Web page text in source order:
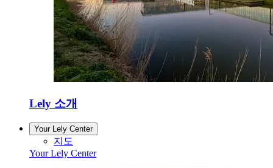
Lely 소개
Your Lely Center
지도
Your Lely Center